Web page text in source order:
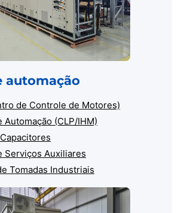
automação
de Controle de Motores)
Automação (CLP/IHM)
Serviços Auxiliares
Tomadas Industriais